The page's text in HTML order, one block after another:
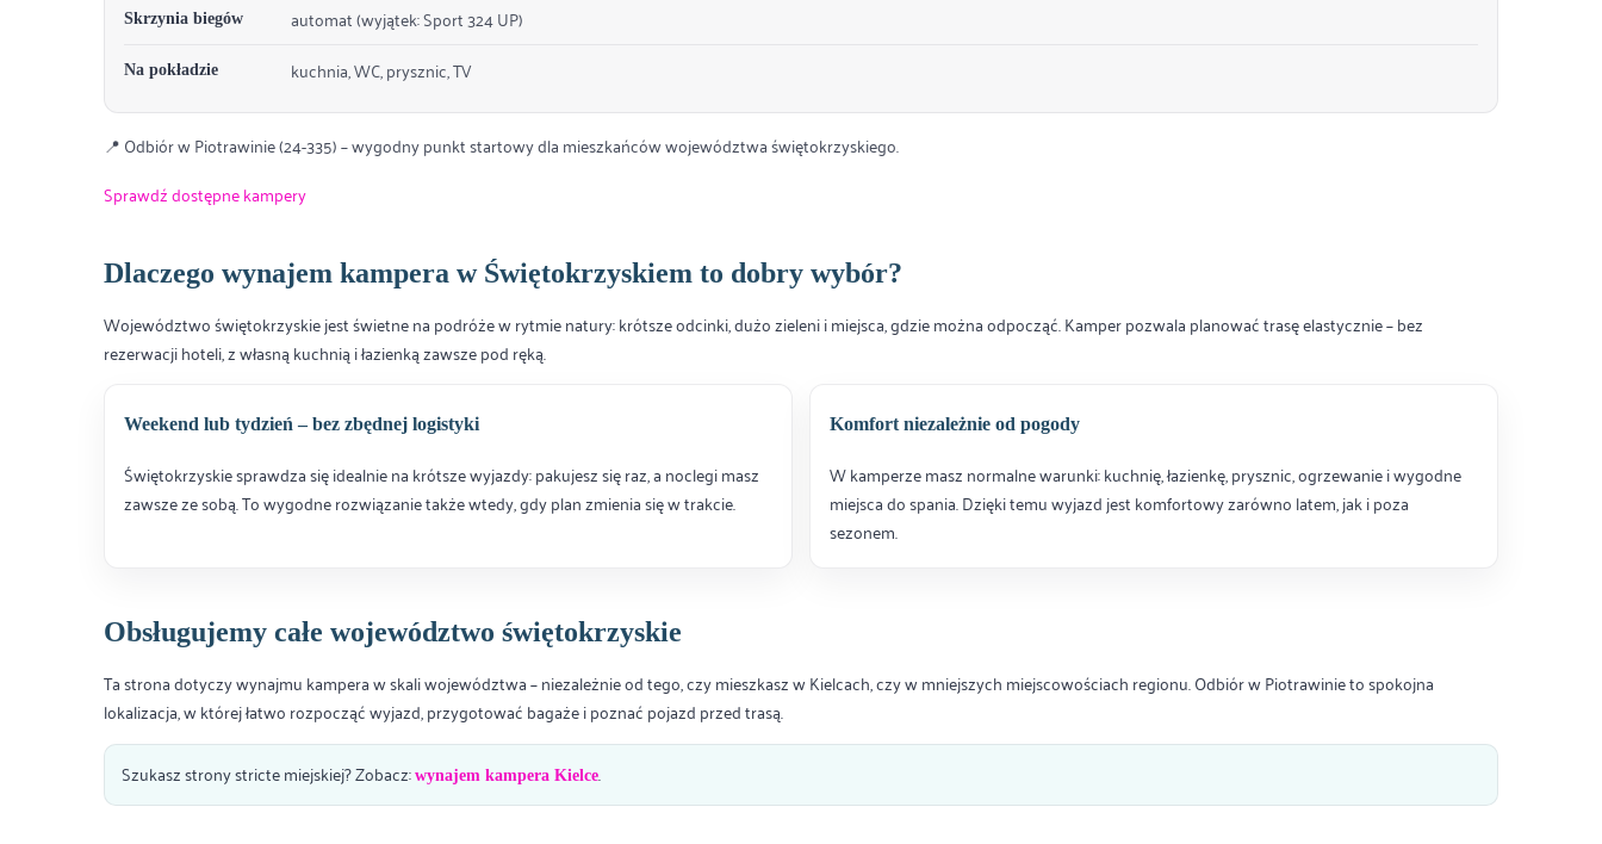
Skrzynia biegów automat (wyjątek: Sport 324 UP)
Na pokładzie kuchnia, WC, prysznic, TV
📍 Odbiór w Piotrawinie (24-335) – wygodny punkt startowy dla mieszkańców województwa świętokrzyskiego.
Sprawdź dostępne kampery
Dlaczego wynajem kampera w Świętokrzyskiem to dobry wybór?
Województwo świętokrzyskie jest świetne na podróże w rytmie natury: krótsze odcinki, dużo zieleni i miejsca, gdzie można odpocząć. Kamper pozwala planować trasę elastycznie – bez
rezerwacji hoteli, z własną kuchnią i łazienką zawsze pod ręką.
Weekend lub tydzień – bez zbędnej logistyki
Świętokrzyskie sprawdza się idealnie na krótsze wyjazdy: pakujesz się raz, a noclegi masz
zawsze ze sobą. To wygodne rozwiązanie także wtedy, gdy plan zmienia się w trakcie.
Komfort niezależnie od pogody
W kamperze masz normalne warunki: kuchnię, łazienkę, prysznic, ogrzewanie i wygodne
miejsca do spania. Dzięki temu wyjazd jest komfortowy zarówno latem, jak i poza
sezonem.
Obsługujemy całe województwo świętokrzyskie
Ta strona dotyczy wynajmu kampera w skali województwa – niezależnie od tego, czy mieszkasz w Kielcach, czy w mniejszych miejscowościach regionu. Odbiór w Piotrawinie to spokojna
lokalizacja, w której łatwo rozpocząć wyjazd, przygotować bagaże i poznać pojazd przed trasą.
Szukasz strony stricte miejskiej? Zobacz: wynajem kampera Kielce.